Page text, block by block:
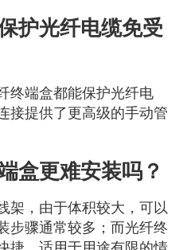
护光纤电缆免受
终端盒都能保护光纤电
接提供了更高级的手动管
盒更难安装吗？
架，由于体积较大，可以
步骤通常较多；而光纤终